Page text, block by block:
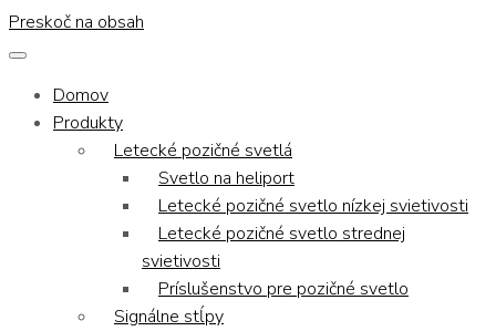
Preskoč na obsah
Domov
Produkty
Letecké pozičné svetlá
Svetlo na heliport
Letecké pozičné svetlo nízkej svietivosti
Letecké pozičné svetlo strednej
svietivosti
Príslušenstvo pre pozičné svetlo
Signálne stĺpy